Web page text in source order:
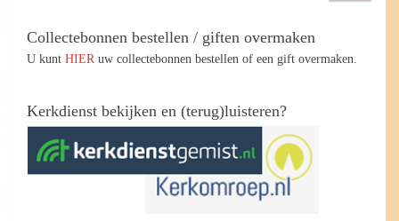
Collectebonnen bestellen / giften overmaken
U kunt HIER uw collectebonnen bestellen of een gift overmaken.
Kerkdienst bekijken en (terug)luisteren?